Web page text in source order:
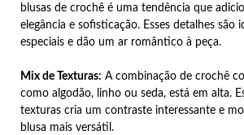
blusas de crochê é uma tendência que
elegância e sofisticação. Esses detalhes são
especiais e dão um ar romântico à peça.
Mix de Texturas: A combinação de crochê
como algodão, linho ou seda, está em alta.
texturas cria um contraste interessante e
blusa mais versátil.